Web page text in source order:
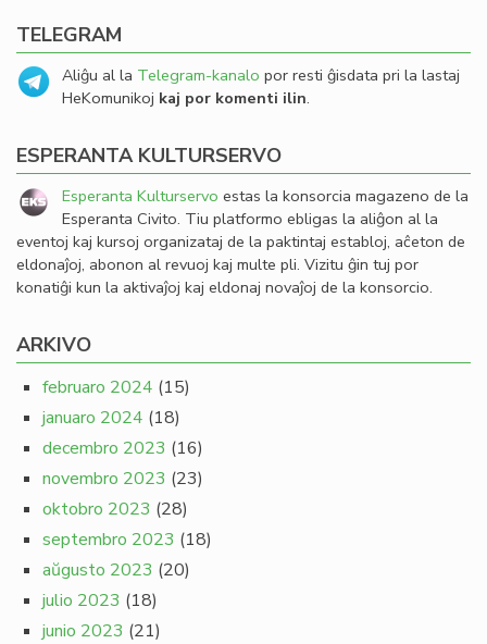
TELEGRAM
Aliĝu al la Telegram-kanalo por resti ĝisdata pri la lastaj
HeKomunikoj kaj por komenti ilin.
ESPERANTA KULTURSERVO
Esperanta Kulturservo estas la konsorcia magazeno de la
Esperanta Civito. Tiu platformo ebligas la aliĝon al la
eventoj kaj kursoj organizataj de la paktintaj establoj, aĉeton de
eldonaĵoj, abonon al revuoj kaj multe pli. Vizitu ĝin tuj por
konatiĝi kun la aktivaĵoj kaj eldonaj novaĵoj de la konsorcio.
ARKIVO
februaro 2024 (15)
januaro 2024 (18)
decembro 2023 (16)
novembro 2023 (23)
oktobro 2023 (28)
septembro 2023 (18)
aŭgusto 2023 (20)
julio 2023 (18)
junio 2023 (21)